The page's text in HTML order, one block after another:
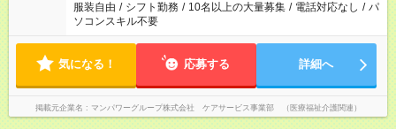
服装自由 / シフト勤務 / 10名以上の大量募集 / 電話対応なし / パ
ソコンスキル不要
気になる！ 応募する 詳細へ
掲載元企業名 マンパワーグループ株式会社 ケアサービス事業部 （医療福祉介護関連）